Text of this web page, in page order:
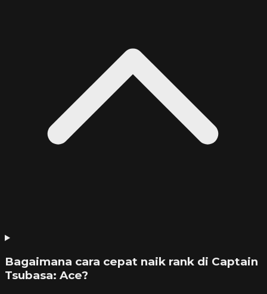
Bagaimana cara cepat naik rank di Captain
Tsubasa: Ace?